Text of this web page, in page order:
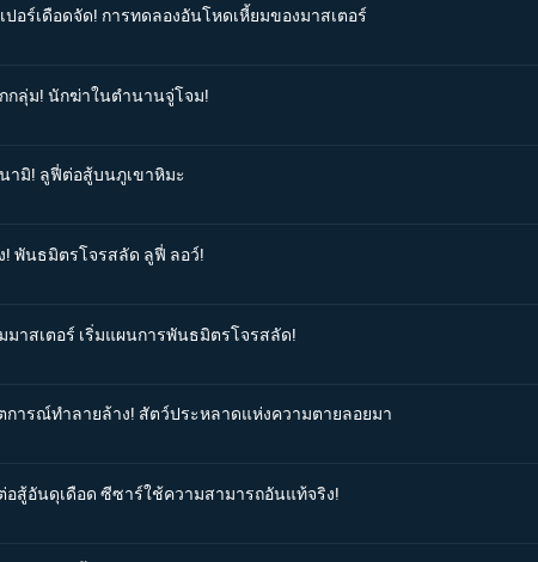
อร์เดือดจัด! การทดลองอันโหดเหี้ยมของมาสเตอร์
กลุ่ม! นักฆ่าในตำนานจู่โจม!
ามิ! ลูฟี่ต่อสู้บนภูเขาหิมะ
! พันธมิตรโจรสลัด ลูฟี่ ลอว์!
มาสเตอร์ เริ่มแผนการพันธมิตรโจรสลัด!
การณ์ทำลายล้าง! สัตว์ประหลาดแห่งความตายลอยมา
อสู้อันดุเดือด ซีซาร์ใช้ความสามารถอันแท้จริง!